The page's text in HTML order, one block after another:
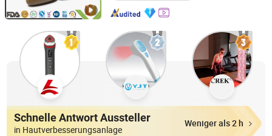
Schnelle Antwort Aussteller
in Hautverbesserungsanlage
Weniger als 2 h